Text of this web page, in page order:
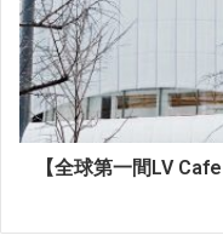
【全球第一間LV